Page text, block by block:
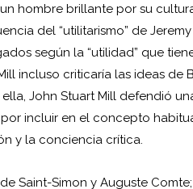
hombre brillante por su
del “utilitarismo” de
según la “utilidad” que
incluso criticaría las ideas de
ella, John Stuart Mill defendió
incluir en el concepto
y la conciencia crítica.
Saint-Simon y Auguste